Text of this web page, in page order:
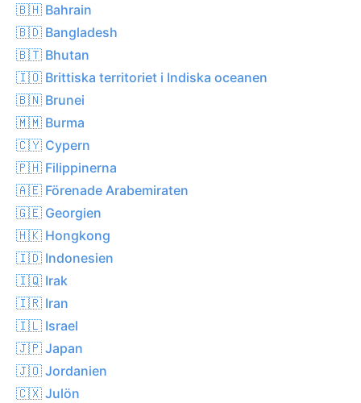
🇧🇭 Bahrain
🇧🇩 Bangladesh
🇧🇹 Bhutan
🇮🇴 Brittiska territoriet i Indiska oceanen
🇧🇳 Brunei
🇲🇲 Burma
🇨🇾 Cypern
🇵🇭 Filippinerna
🇦🇪 Förenade Arabemiraten
🇬🇪 Georgien
🇭🇰 Hongkong
🇮🇩 Indonesien
🇮🇶 Irak
🇮🇷 Iran
🇮🇱 Israel
🇯🇵 Japan
🇯🇴 Jordanien
🇨🇽 Julön